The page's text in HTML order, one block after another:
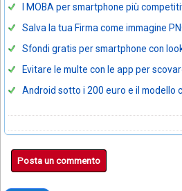
I MOBA per smartphone più
Salva la tua Firma come immagine
Sfondi gratis per smartphone con
Evitare le multe con le app per
Android sotto i 200 euro e il modello
Posta un commento